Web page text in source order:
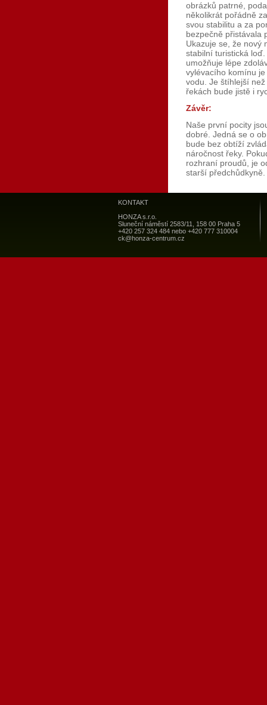
obrázků patrné,
několikrát pořádně
svou stabilitu a za
bezpečně přistávala
Ukazuje se, že nový
stabilní turistická
umožňuje lépe
vylévacího komínu
vodu. Je štíhlejší
řekách bude jistě i
Závěr:
Naše první pocity
dobré. Jedná se o
bude bez obtíží
náročnost řeky.
rozhraní proudů, je
starší předchůdkyně.
KONTAKT
HONZA s.r.o.
Sluneční náměstí 2583/11, 158 00 Praha 5
+420 257 324 484 nebo +420 777 310004
ck@honza-centrum.cz